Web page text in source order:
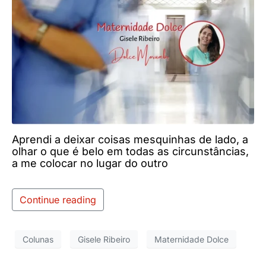
Aprendi a deixar coisas mesquinhas de lado, a
olhar o que é belo em todas as circunstâncias,
a me colocar no lugar do outro
Continue reading
Colunas Gisele Ribeiro Maternidade Dolce